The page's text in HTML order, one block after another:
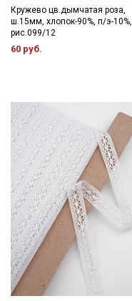
Кружево цв.дымчатая роза,
ш.15мм, хлопок-90%, п/э-10%,
рис.099/12
60 руб.